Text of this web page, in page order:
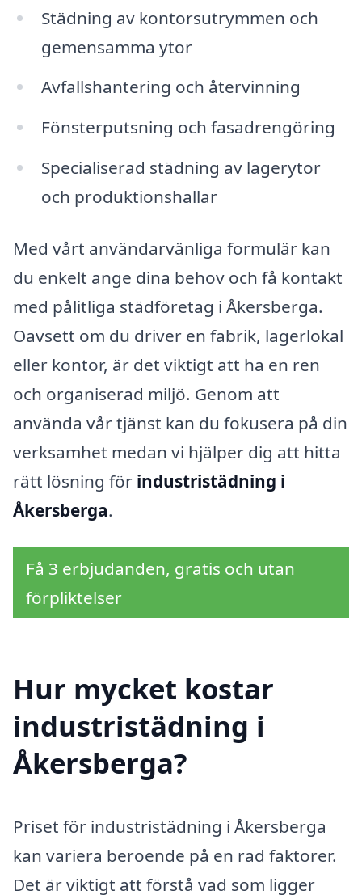
Städning av kontorsutrymmen och
gemensamma ytor
Avfallshantering och återvinning
Fönsterputsning och fasadrengöring
Specialiserad städning av lagerytor
och produktionshallar
Med vårt användarvänliga formulär kan
du enkelt ange dina behov och få kontakt
med pålitliga städföretag i Åkersberga.
Oavsett om du driver en fabrik, lagerlokal
eller kontor, är det viktigt att ha en ren
och organiserad miljö. Genom att
använda vår tjänst kan du fokusera på din
verksamhet medan vi hjälper dig att hitta
rätt lösning för industristädning i
Åkersberga.
Få 3 erbjudanden, gratis och utan
förpliktelser
Hur mycket kostar
industristädning i
Åkersberga?
Priset för industristädning i Åkersberga
kan variera beroende på en rad faktorer.
Det är viktigt att förstå vad som ligger